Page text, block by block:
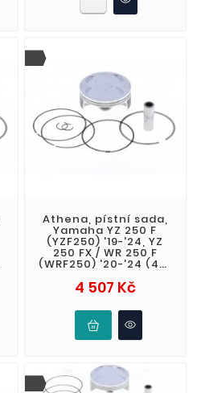
Athena, pístní sada,
Yamaha YZ 250 F
(YZF250) '19-'24, YZ
250 FX / WR 250 F
(WRF250) '20-'24 (4T)
(STD. + 5,01mm
4 507 KčCena